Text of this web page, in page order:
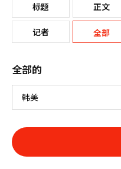
标题 正文
记者 全部
全部的